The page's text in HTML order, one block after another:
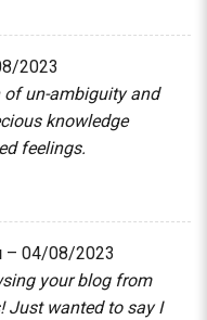
2023
un-ambiguity and
knowledge
feelings.
– 04/08/2023
your blog from
Just wanted to say I